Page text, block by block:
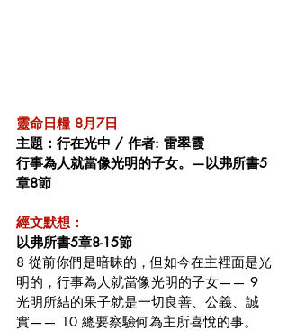
靈命日糧 8月7日
主題：行在光中 / 作者: 雷翠霞
行事為人就當像光明的子女。—以弗所書5
章8節
經文默想：
以弗所書5章8-15節
8 從前你們是暗昧的，但如今在主裡面是光
明的，行事為人就當像光明的子女—— 9
光明所結的果子就是一切良善、公義、誠
實—— 10 總要察驗何為主所喜悅的事。